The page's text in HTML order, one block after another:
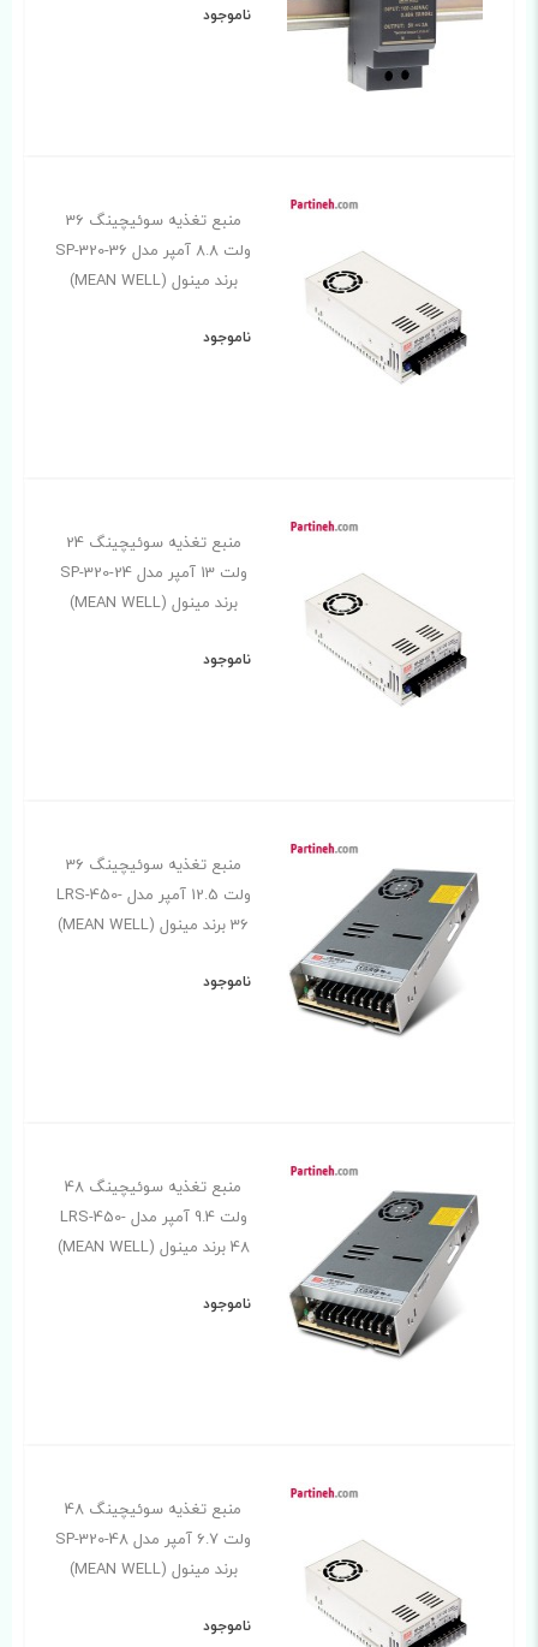
ناموجود
منبع تغذیه سوئیچینگ 36
ولت 8.8 آمپر مدل SP-320-36
برند مینول (MEAN WELL)
ناموجود
منبع تغذیه سوئیچینگ 24
ولت 13 آمپر مدل SP-320-24
برند مینول (MEAN WELL)
ناموجود
منبع تغذیه سوئیچینگ 36
ولت 12.5 آمپر مدل LRS-450-
36 برند مینول (MEAN WELL)
ناموجود
منبع تغذیه سوئیچینگ 48
ولت 9.4 آمپر مدل LRS-450-
48 برند مینول (MEAN WELL)
ناموجود
منبع تغذیه سوئیچینگ 48
ولت 6.7 آمپر مدل SP-320-48
برند مینول (MEAN WELL)
ناموجود